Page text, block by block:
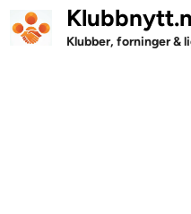
Skip
to
Klubber, forninger &